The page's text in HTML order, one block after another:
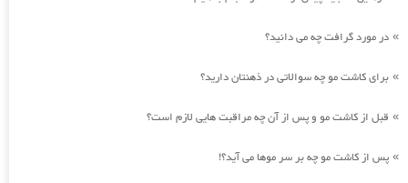
» در مورد گرافت چه می دانید؟
» برای کاشت مو چه سوالاتی در ذهنتان دارید؟
» قبل از کاشت مو و پس از آن چه مراقبت هایی لازم است؟
» پس از کاشت مو چه بر سر موها می آید؟!